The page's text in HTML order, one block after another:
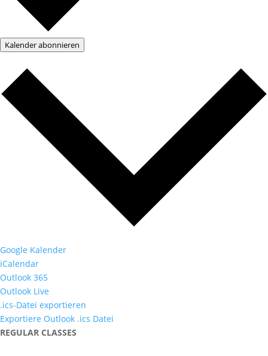
Kalender abonnieren
Google Kalender
iCalendar
Outlook 365
Outlook Live
.ics-Datei exportieren
Exportiere Outlook .ics Datei
REGULAR CLASSES